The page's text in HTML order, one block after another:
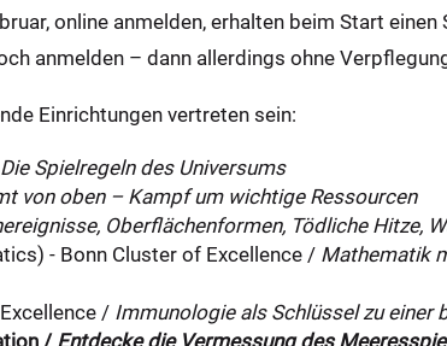
online anmelden, erhalten beim Start
anmelden – dann allerdings ohne
Einrichtungen vertreten sein:
Die Spielregeln des Universums
von oben – Kampf um wichtige Ressourcen
Oberflächenformen, Tödliche Hitze,
- Bonn Cluster of Excellence / Mathematik
/ Immunologie als Schlüssel zu einer